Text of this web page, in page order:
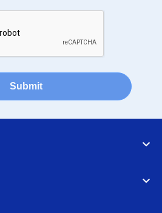
Submit